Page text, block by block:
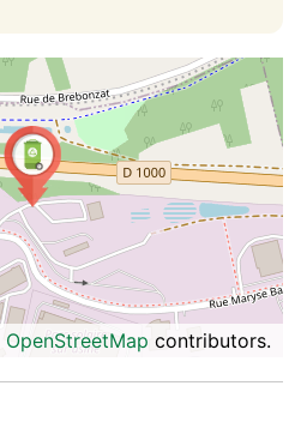
OpenStreetMap contributors.